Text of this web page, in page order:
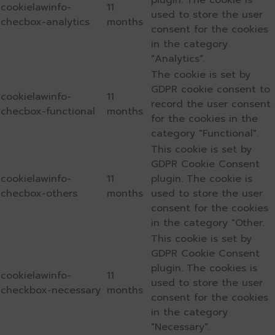
cookielawinfo-
checbox-analytics
11
months
used to store the user
consent for the cookies
in the category
"Analytics".
cookielawinfo-
checbox-functional
11
months
The cookie is set by
GDPR cookie consent to
record the user consent
for the cookies in the
category "Functional".
cookielawinfo-
checbox-others
11
months
This cookie is set by
GDPR Cookie Consent
plugin. The cookie is
used to store the user
consent for the cookies
in the category "Other.
cookielawinfo-
checkbox-necessary
11
months
This cookie is set by
GDPR Cookie Consent
plugin. The cookies is
used to store the user
consent for the cookies
in the category
"Necessary".